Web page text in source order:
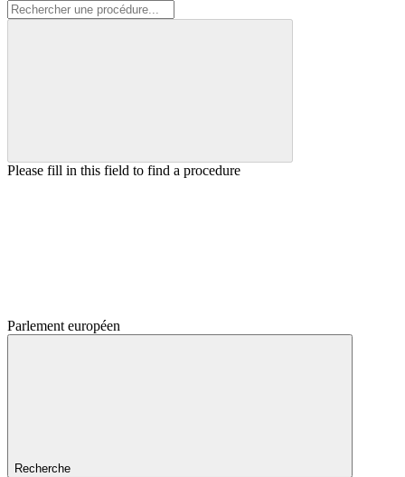
Please fill in this field to find a procedure
Parlement européen
Recherche